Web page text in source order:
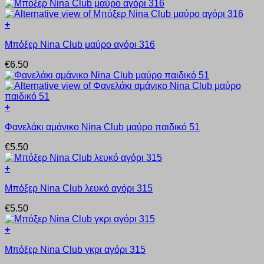
πολλαπλές
παραλλαγές.
Οι
μπορούν
επιλεγούν
στη
σελίδα
του
προϊόντος
+
το
έχει
πολλαπλές
παραλλαγές.
Οι
επιλογές
να
στη
σελίδα
του
προϊόντος
Μπόξερ Nina Club μαύρο αγόρι 316
€6.50
+
το
έχει
πολλαπλές
παραλλαγές.
επιλογές
να
επιλεγούν
στη
σελίδα
του
Φανελάκι αμάνικο Nina Club μαύρο παιδικό 51
€5.50
+
το
έχει
πολλαπλές
παραλλαγές.
επιλογές
Μπόξερ Nina Club λευκό αγόρι 315
€5.50
+
το
Μπόξερ Nina Club γκρι αγόρι 315